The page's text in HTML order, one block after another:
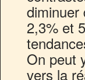
diminuer
2,3% et
On peut
vers la